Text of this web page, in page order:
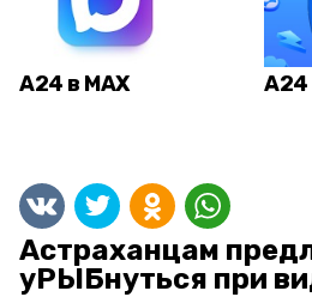
А24 в MAX А24
Астраханцам
уРЫБнуться при